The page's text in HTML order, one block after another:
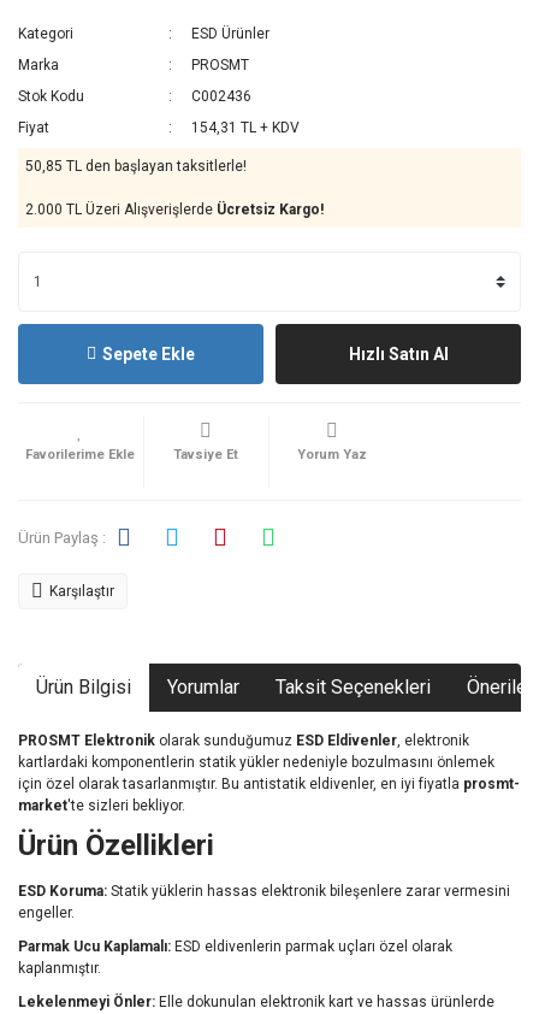
Kategori
ESD Ürünler
Marka
PROSMT
Stok Kodu
C002436
Fiyat
154,31 TL + KDV
50,85 TL den başlayan taksitlerle!
2.000 TL Üzeri Alışverişlerde Ücretsiz Kargo!
Sepete Ekle Hızlı Satın Al
Tavsiye Et Yorum Yaz
Ürün Paylaş :
Karşılaştır
Ürün Bilgisi Yorumlar Taksit Seçenekleri
PROSMT Elektronik olarak sunduğumuz ESD Eldivenler, elektronik
kartlardaki komponentlerin statik yükler nedeniyle bozulmasını önlemek
için özel olarak tasarlanmıştır. Bu antistatik eldivenler, en iyi fiyatla prosmt-
market'te sizleri bekliyor.
Ürün Özellikleri
ESD Koruma: Statik yüklerin hassas elektronik bileşenlere zarar vermesini
engeller.
Parmak Ucu Kaplamalı: ESD eldivenlerin parmak uçları özel olarak
kaplanmıştır.
Lekelenmeyi Önler: Elle dokunulan elektronik kart ve hassas ürünlerde